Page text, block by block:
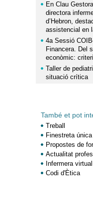
En Clau
directora
d’Hebron,
assistencial en
4a Sessió
Financera. Del
econòmic:
Taller de
situació crítica
També et pot
Treball
Finestreta única
Propostes de
Actualitat
Infermera virtual
Codi d'Ètica